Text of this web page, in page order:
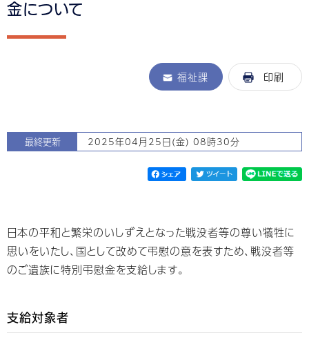
金について
福祉課 印刷
最終更新 2025年04月25日(金) 08時30分
日本の平和と繁栄のいしずえとなった戦没者等の尊い犠牲に
思いをいたし、国として改めて弔慰の意を表すため、戦没者等
のご遺族に特別弔慰金を支給します。
支給対象者